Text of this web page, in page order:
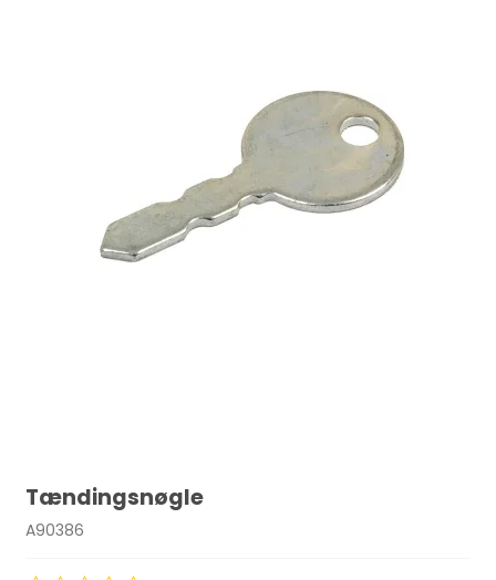
Tændingsnøgle
A90386